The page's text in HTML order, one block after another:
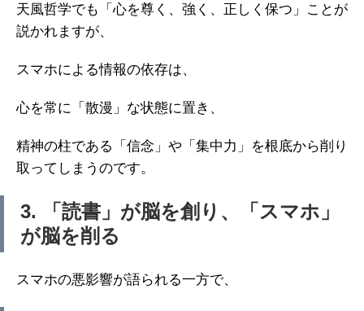
天風哲学でも「心を尊く、強く、正しく保つ」ことが
説かれますが、
スマホによる情報の依存は、
心を常に「散漫」な状態に置き、
精神の柱である「信念」や「集中力」を根底から削り
取ってしまうのです。
3. 「読書」が脳を創り、「スマホ」
が脳を削る
スマホの悪影響が語られる一方で、